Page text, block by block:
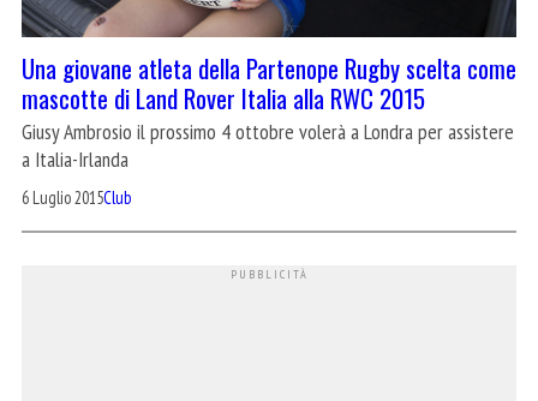
Una giovane atleta della Partenope Rugby scelta come
mascotte di Land Rover Italia alla RWC 2015
Giusy Ambrosio il prossimo 4 ottobre volerà a Londra per assistere
a Italia-Irlanda
6 Luglio 2015Club